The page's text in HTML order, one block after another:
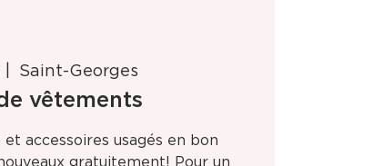
Saint-Georges
vêtements
accessoires usagés en bon
gratuitement! Pour un